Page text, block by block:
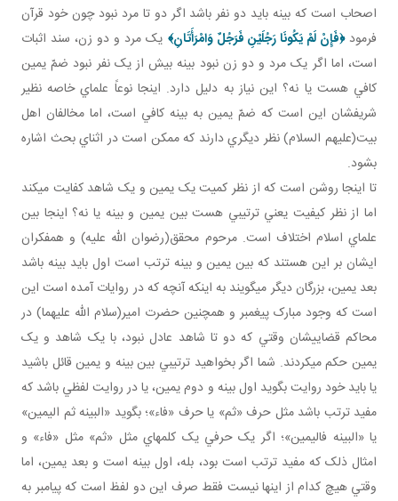
اصحاب است که بينه بايد دو نفر باشد اگر دو تا مرد نبود چون خود قرآن
فرمود﴿فَإِنْ لَمْ يَكُونَا رَجُلَيْنِ فَرَجُلٌ وَامْرَأَتَانِ﴾ يک مرد و دو زن، سند اثبات
است، اما اگر يک مرد و دو زن نبود بينه بيش از يک نفر نبود ضمّ يمين
کافي هست يا نه؟ اين نياز به دليل دارد. اينجا نوعاً علماي خاصه نظير
شريفشان اين است که ضمّ يمين به بينه کافي است، اما مخالفان اهل
بيت(عليهم السلام) نظر ديگري دارند که ممکن است در اثناي بحث اشاره
بشود.
تا اينجا روشن است که از نظر کميت يک يمين و يک شاهد کفايت مي کند
اما از نظر کيفيت يعني ترتيبي هست بين يمين و بينه يا نه؟ اينجا بين
علماي اسلام اختلاف است. مرحوم محقق(رضوان الله عليه) و همفکران
ايشان بر اين هستند که بين يمين و بينه ترتب است اول بايد بينه باشد
بعد يمين، بزرگان ديگر مي گويند به اينکه آنچه که در روايات آمده است اين
است که وجود مبارک پيغمبر و همچنين حضرت امير(سلام الله عليهما) در
محاکم قضايي شان وقتي که دو تا شاهد عادل نبود، با يک شاهد و يک
يمين حکم مي کردند. شما اگر بخواهيد ترتيبي بين بينه و يمين قائل باشيد
يا بايد خود روايت بگويد اول بينه و دوم يمين، يا در روايت لفظي باشد که
مفيد ترتب باشد مثل حرف «ثم» يا حرف «فاء»؛ بگويد «البينه ثم اليمين»
يا «البينه فاليمين»؛ اگر يک حرفي يک کلمه اي مثل «ثم» مثل «فاء» و
امثال ذلک که مفيد ترتب است بود، بله، اول بينه است و بعد يمين، اما
وقتي هيچ کدام از اينها نيست فقط صرف اين دو لفظ است که پيامبر به